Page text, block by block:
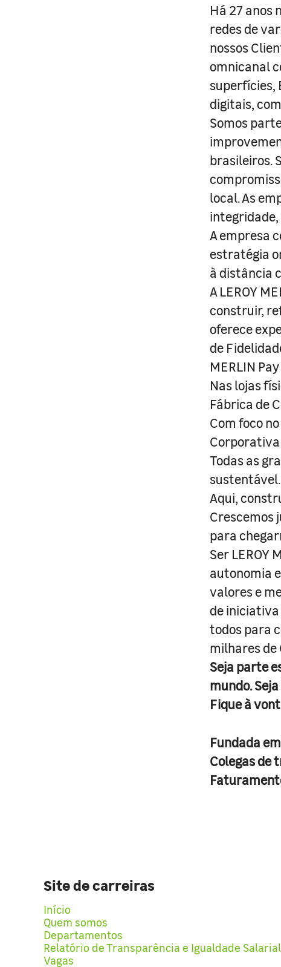
Há 27 anos
redes de
nossos
omnicanal
superfícies,
digitais,
Somos
brasileiros.
local. As
A empresa
estratégia
à distância
A LEROY
construir,
oferece
de
MERLIN
Nas lojas
Fábrica de
Com foco
Corporativa
Todas as
sustentável.
Aqui,
Crescemos
para
Ser LEROY
autonomia
valores e
de
todos para
milhares de
Seja parte
mundo.
Fique à
Fundada em
Colegas de
Site de carreiras
Início
Quem somos
Departamentos
Relatório de Transparência e Igualdade Salarial
Vagas